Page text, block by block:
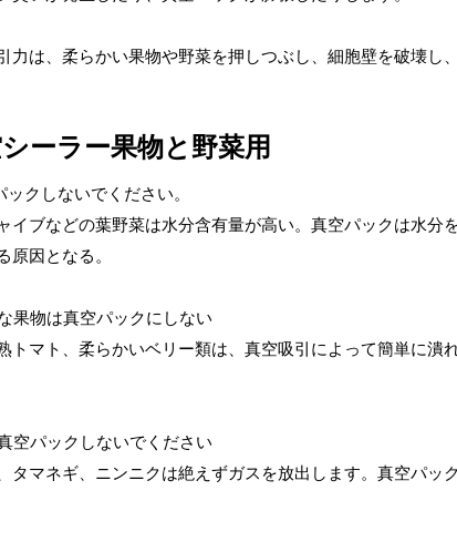
力は、柔らかい果物や野菜を押しつぶし、細胞壁を破壊し
ーラー果物と野菜用
クしないでください。
イブなどの葉野菜は水分含有量が高い。真空パックは水
因となる。
果物は真空パックにしない
トマト、柔らかいベリー類は、真空吸引によって簡単に
空パックしないでください
タマネギ、ニンニクは絶えずガスを放出します。真空パ